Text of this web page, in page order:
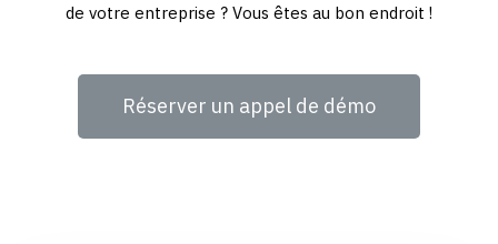
de votre entreprise ? Vous êtes au bon endroit !
Réserver un appel de démo